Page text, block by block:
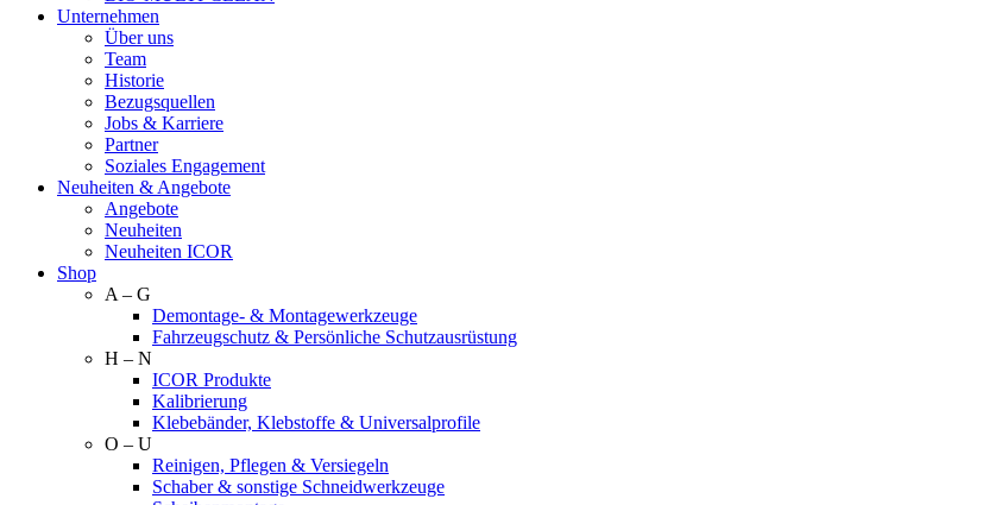
Unternehmen
Über uns
Team
Historie
Bezugsquellen
Jobs & Karriere
Partner
Soziales Engagement
Neuheiten & Angebote
Angebote
Neuheiten
Neuheiten ICOR
Shop
A – G
Demontage- & Montagewerkzeuge
Fahrzeugschutz & Persönliche Schutzausrüstung
H – N
ICOR Produkte
Kalibrierung
Klebebänder, Klebstoffe & Universalprofile
O – U
Reinigen, Pflegen & Versiegeln
Schaber & sonstige Schneidwerkzeuge